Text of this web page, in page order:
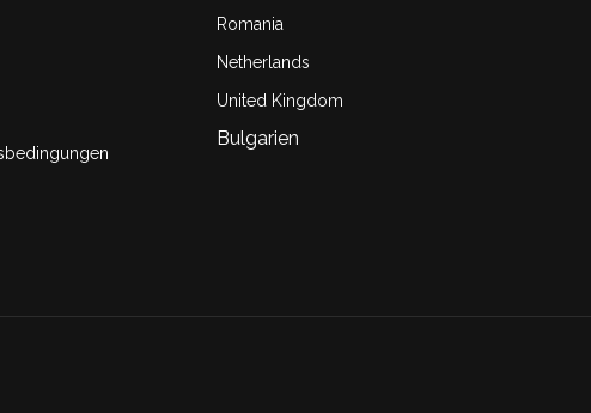
Romania
Netherlands
United Kingdom
Bulgarien